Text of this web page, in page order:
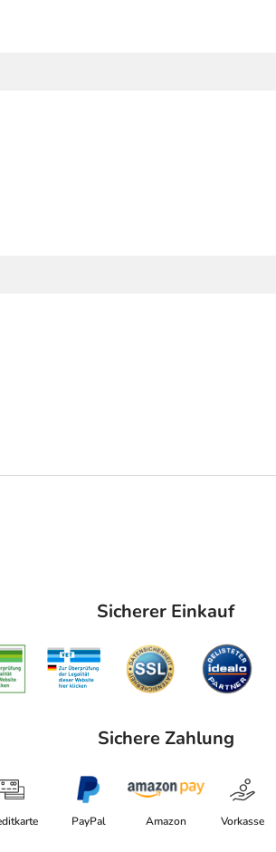
Sicherer Einkauf
Sichere Zahlung
PayPal Amazon Vorkasse